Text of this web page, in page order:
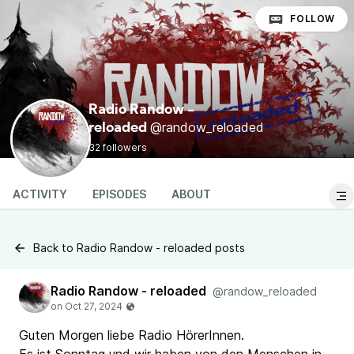
Radio Randow -
reloaded @randow_reloaded
32 followers
FOLLOW
ACTIVITY EPISODES ABOUT
Back to Radio Randow - reloaded posts
Radio Randow - reloaded @randow_reloaded
Guten Morgen liebe Radio HörerInnen.